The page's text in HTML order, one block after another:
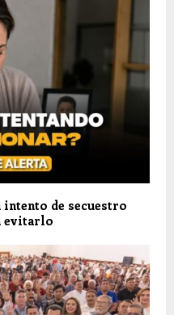
intento de secuestro
evitarlo